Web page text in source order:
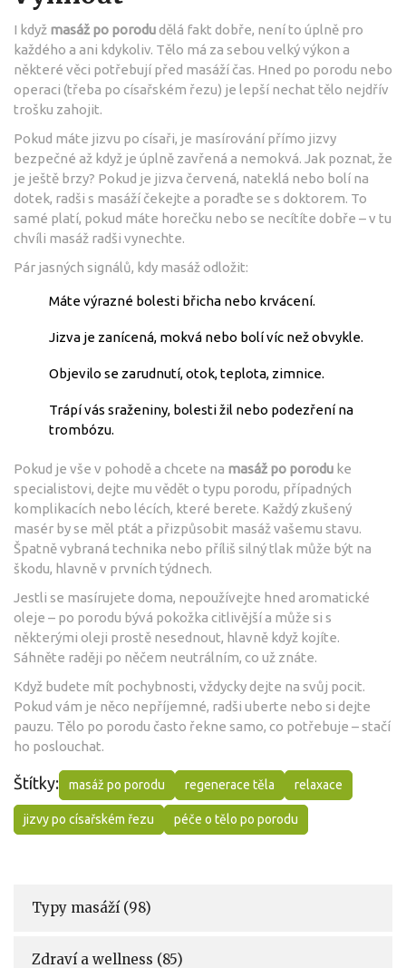
I když masáž po porodudělá fakt dobře, není to úplně pro
každého a ani kdykoliv. Tělo má za sebou velký výkon a
některé věci potřebují před masáží čas. Hned po porodu nebo
operaci (třeba po císařském řezu) je lepší nechat tělo nejdřív
trošku zahojit.
Pokud máte jizvu po císaři, je masírování přímo jizvy
bezpečné až když je úplně zavřená a nemokvá. Jak poznat, že
je ještě brzy? Pokud je jizva červená, nateklá nebo bolí na
dotek, radši s masáží čekejte a poraďte se s doktorem. To
samé platí, pokud máte horečku nebo se necítíte dobře – v tu
chvíli masáž radši vynechte.
Pár jasných signálů, kdy masáž odložit:
Máte výrazné bolesti břicha nebo krvácení.
Jizva je zanícená, mokvá nebo bolí víc než obvykle.
Objevilo se zarudnutí, otok, teplota, zimnice.
Trápí vás sraženiny, bolesti žil nebo podezření na
trombózu.
Pokud je vše v pohodě a chcete na masáž po porodu ke
specialistovi, dejte mu vědět o typu porodu, případných
komplikacích nebo lécích, které berete. Každý zkušený
masér by se měl ptát a přizpůsobit masáž vašemu stavu.
Špatně vybraná technika nebo příliš silný tlak může být na
škodu, hlavně v prvních týdnech.
Jestli se masírujete doma, nepoužívejte hned aromatické
oleje – po porodu bývá pokožka citlivější a může si s
některými oleji prostě nesednout, hlavně když kojíte.
Sáhněte raději po něčem neutrálním, co už znáte.
Když budete mít pochybnosti, vždycky dejte na svůj pocit.
Pokud vám je něco nepříjemné, radši uberte nebo si dejte
pauzu. Tělo po porodu často řekne samo, co potřebuje – stačí
ho poslouchat.
Štítky: masáž po porodu regenerace těla relaxace
jizvy po císařském řezu péče o tělo po porodu
Typy masáží (98)
Zdraví a wellness (85)